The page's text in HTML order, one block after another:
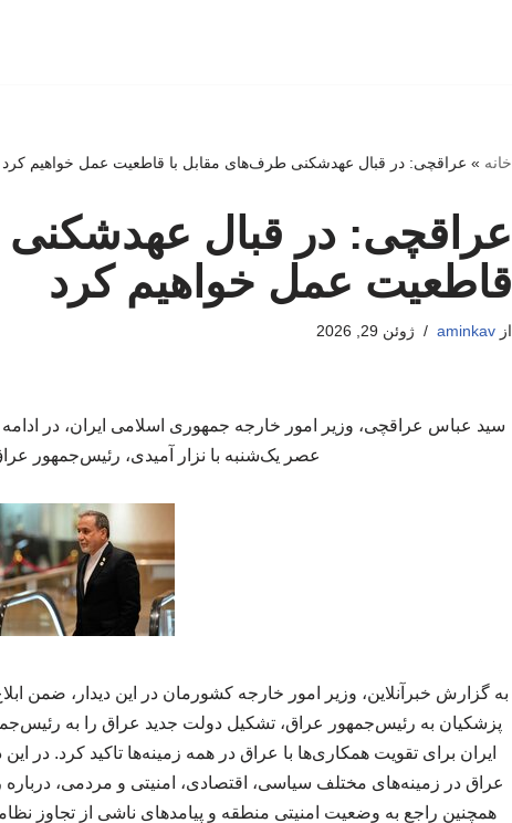
خانه » عراقچی: در قبال عهدشکنی طرف‌های مقابل با قاطعیت عمل خواهیم کرد
عراقچی: در قبال
قاطعیت عمل خواهیم کرد
ازaminkav ژوئن 29, 2026
سید عباس عراقچی، وزیر امور خارجه جمهوری اسلامی ایران، در
عصر یک‌شنبه با نزار آمیدی، رئیس‌جمهور
به گزارش خبرآنلاین، وزیر امور خارجه کشورمان در این دیدار، ضمن
پزشکیان به رئیس‌جمهور عراق، تشکیل دولت جدید عراق را به
ایران برای تقویت همکاری‌ها با عراق در همه زمینه‌ها تاکید کرد. در
عراق در زمینه‌های مختلف سیاسی، اقتصادی، امنیتی و مردمی، درباره
همچنین راجع به وضعیت امنیتی منطقه و پیامدهای ناشی از تجاوز